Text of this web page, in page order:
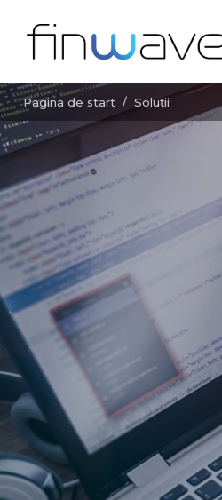
Pagina de start / Soluţii